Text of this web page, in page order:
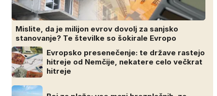
Mislite, da je milijon evrov dovolj za sanjsko
stanovanje? Te številke so šokirale Evropo
Evropsko presenečenje: te države rastejo
hitreje od Nemčije, nekatere celo večkrat
hitreje